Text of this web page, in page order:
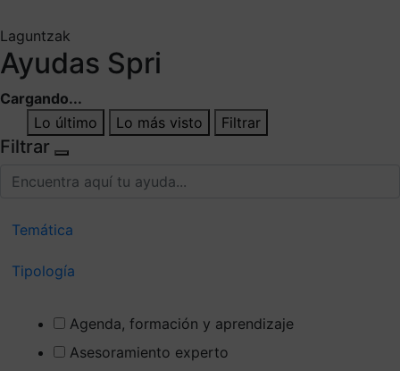
Laguntzak
Ayudas Spri
Cargando...
Lo último
Lo más visto Filtrar
Filtrar
Temática
Tipología
Agenda, formación y aprendizaje
Asesoramiento experto